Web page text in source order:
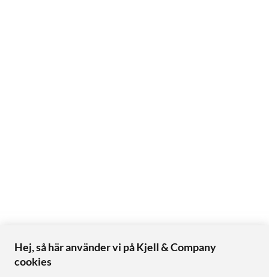
Hej, så här använder vi på Kjell & Company
cookies